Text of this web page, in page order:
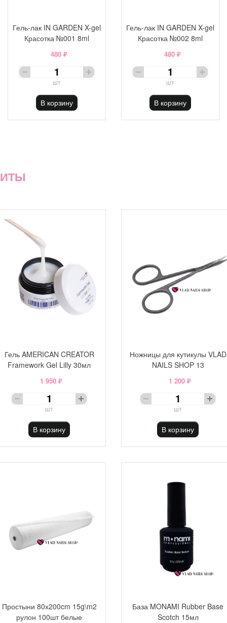
Гель-лак IN GARDEN X-gel
Красотка №001 8ml
480 ₽
шт
В корзину
Гель-лак IN GARDEN X-gel
Красотка №002 8ml
480 ₽
шт
В корзину
Гель AMERICAN CREATOR
Framework Gel Lilly 30мл
1 950 ₽
шт
В корзину
Ножницы для кутикулы VLAD
NAILS SHOP 13
1 200 ₽
шт
В корзину
Простыни 80х200cm 15g\m2
рулон 100шт белые
База MONAMI Rubber Base
Scotch 15мл